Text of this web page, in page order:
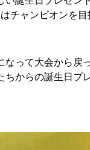
チャンピオンを目
なって大会から戻
ちからの誕生日プ